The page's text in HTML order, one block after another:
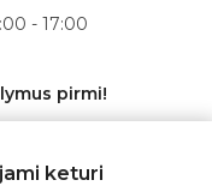
- 17:00
pirmi!
keturi